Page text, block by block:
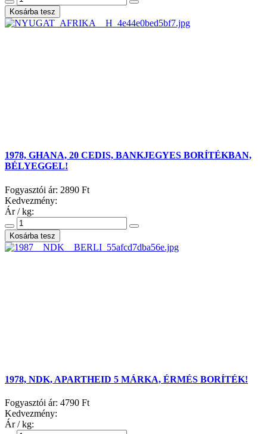
1978, GHANA, 20 CEDIS, BANKJEGYES BORÍTÉKBAN,
BÉLYEGGEL!
Fogyasztói ár: 2890 Ft
Kedvezmény:
Ár / kg:
1978, NDK, APARTHEID 5 MÁRKA, ÉRMÉS BORÍTÉK!
Fogyasztói ár: 4790 Ft
Kedvezmény:
Ár / kg: